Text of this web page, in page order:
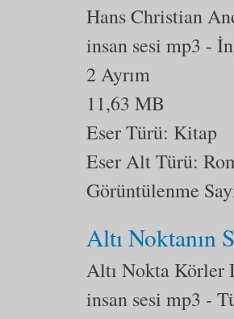
Hans Christian
insan sesi mp3 -
2 Ayrım
11,63 MB
Eser Türü: Kitap
Eser Alt Türü:
Görüntülenme
Altı Noktanın
Altı Nokta Körler
insan sesi mp3 -